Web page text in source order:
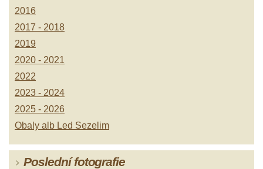
2016
2017 - 2018
2019
2020 - 2021
2022
2023 - 2024
2025 - 2026
Obaly alb Led Sezelim
Poslední fotografie